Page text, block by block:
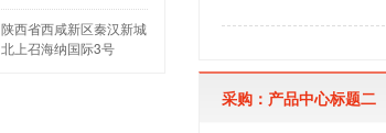
采购：产品中心标题二
陕西省西咸新区秦汉新城
北上召海纳国际3号